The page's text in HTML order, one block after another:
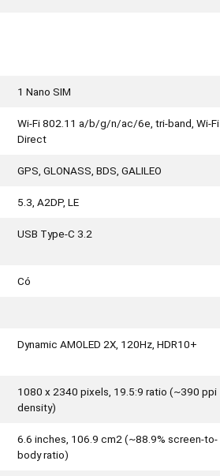
1 Nano SIM
Wi-Fi 802.11 a/b/g/n/ac/6e, tri-band, Wi-Fi
Direct
GPS, GLONASS, BDS, GALILEO
5.3, A2DP, LE
USB Type-C 3.2
Có
Dynamic AMOLED 2X, 120Hz, HDR10+
1080 x 2340 pixels, 19.5:9 ratio (~390 ppi
density)
6.6 inches, 106.9 cm2 (~88.9% screen-to-
body ratio)